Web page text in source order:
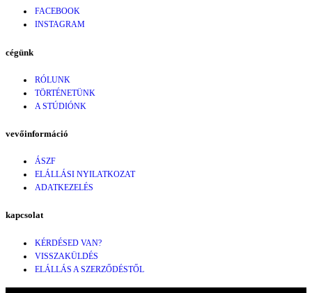
FACEBOOK
INSTAGRAM
cégünk
RÓLUNK
TÖRTÉNETÜNK
A STÚDIÓNK
vevőinformáció
ÁSZF
ELÁLLÁSI NYILATKOZAT
ADATKEZELÉS
kapcsolat
KÉRDÉSED VAN?
VISSZAKÜLDÉS
ELÁLLÁS A SZERZŐDÉSTŐL